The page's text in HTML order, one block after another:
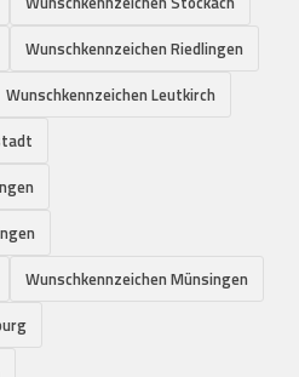
Wunschkennzeichen Riedlingen
Wunschkennzeichen Leutkirch
Wunschkennzeichen Münsingen